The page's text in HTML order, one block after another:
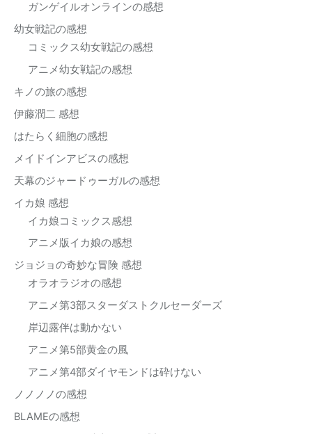
ガンゲイルオンラインの感想
幼女戦記の感想
コミックス幼女戦記の感想
アニメ幼女戦記の感想
キノの旅の感想
伊藤潤二 感想
はたらく細胞の感想
メイドインアビスの感想
天幕のジャードゥーガルの感想
イカ娘 感想
イカ娘コミックス感想
アニメ版イカ娘の感想
ジョジョの奇妙な冒険 感想
オラオラジオの感想
アニメ第3部スターダストクルセーダーズ
岸辺露伴は動かない
アニメ第5部黄金の風
アニメ第4部ダイヤモンドは砕けない
ノノノノの感想
BLAMEの感想